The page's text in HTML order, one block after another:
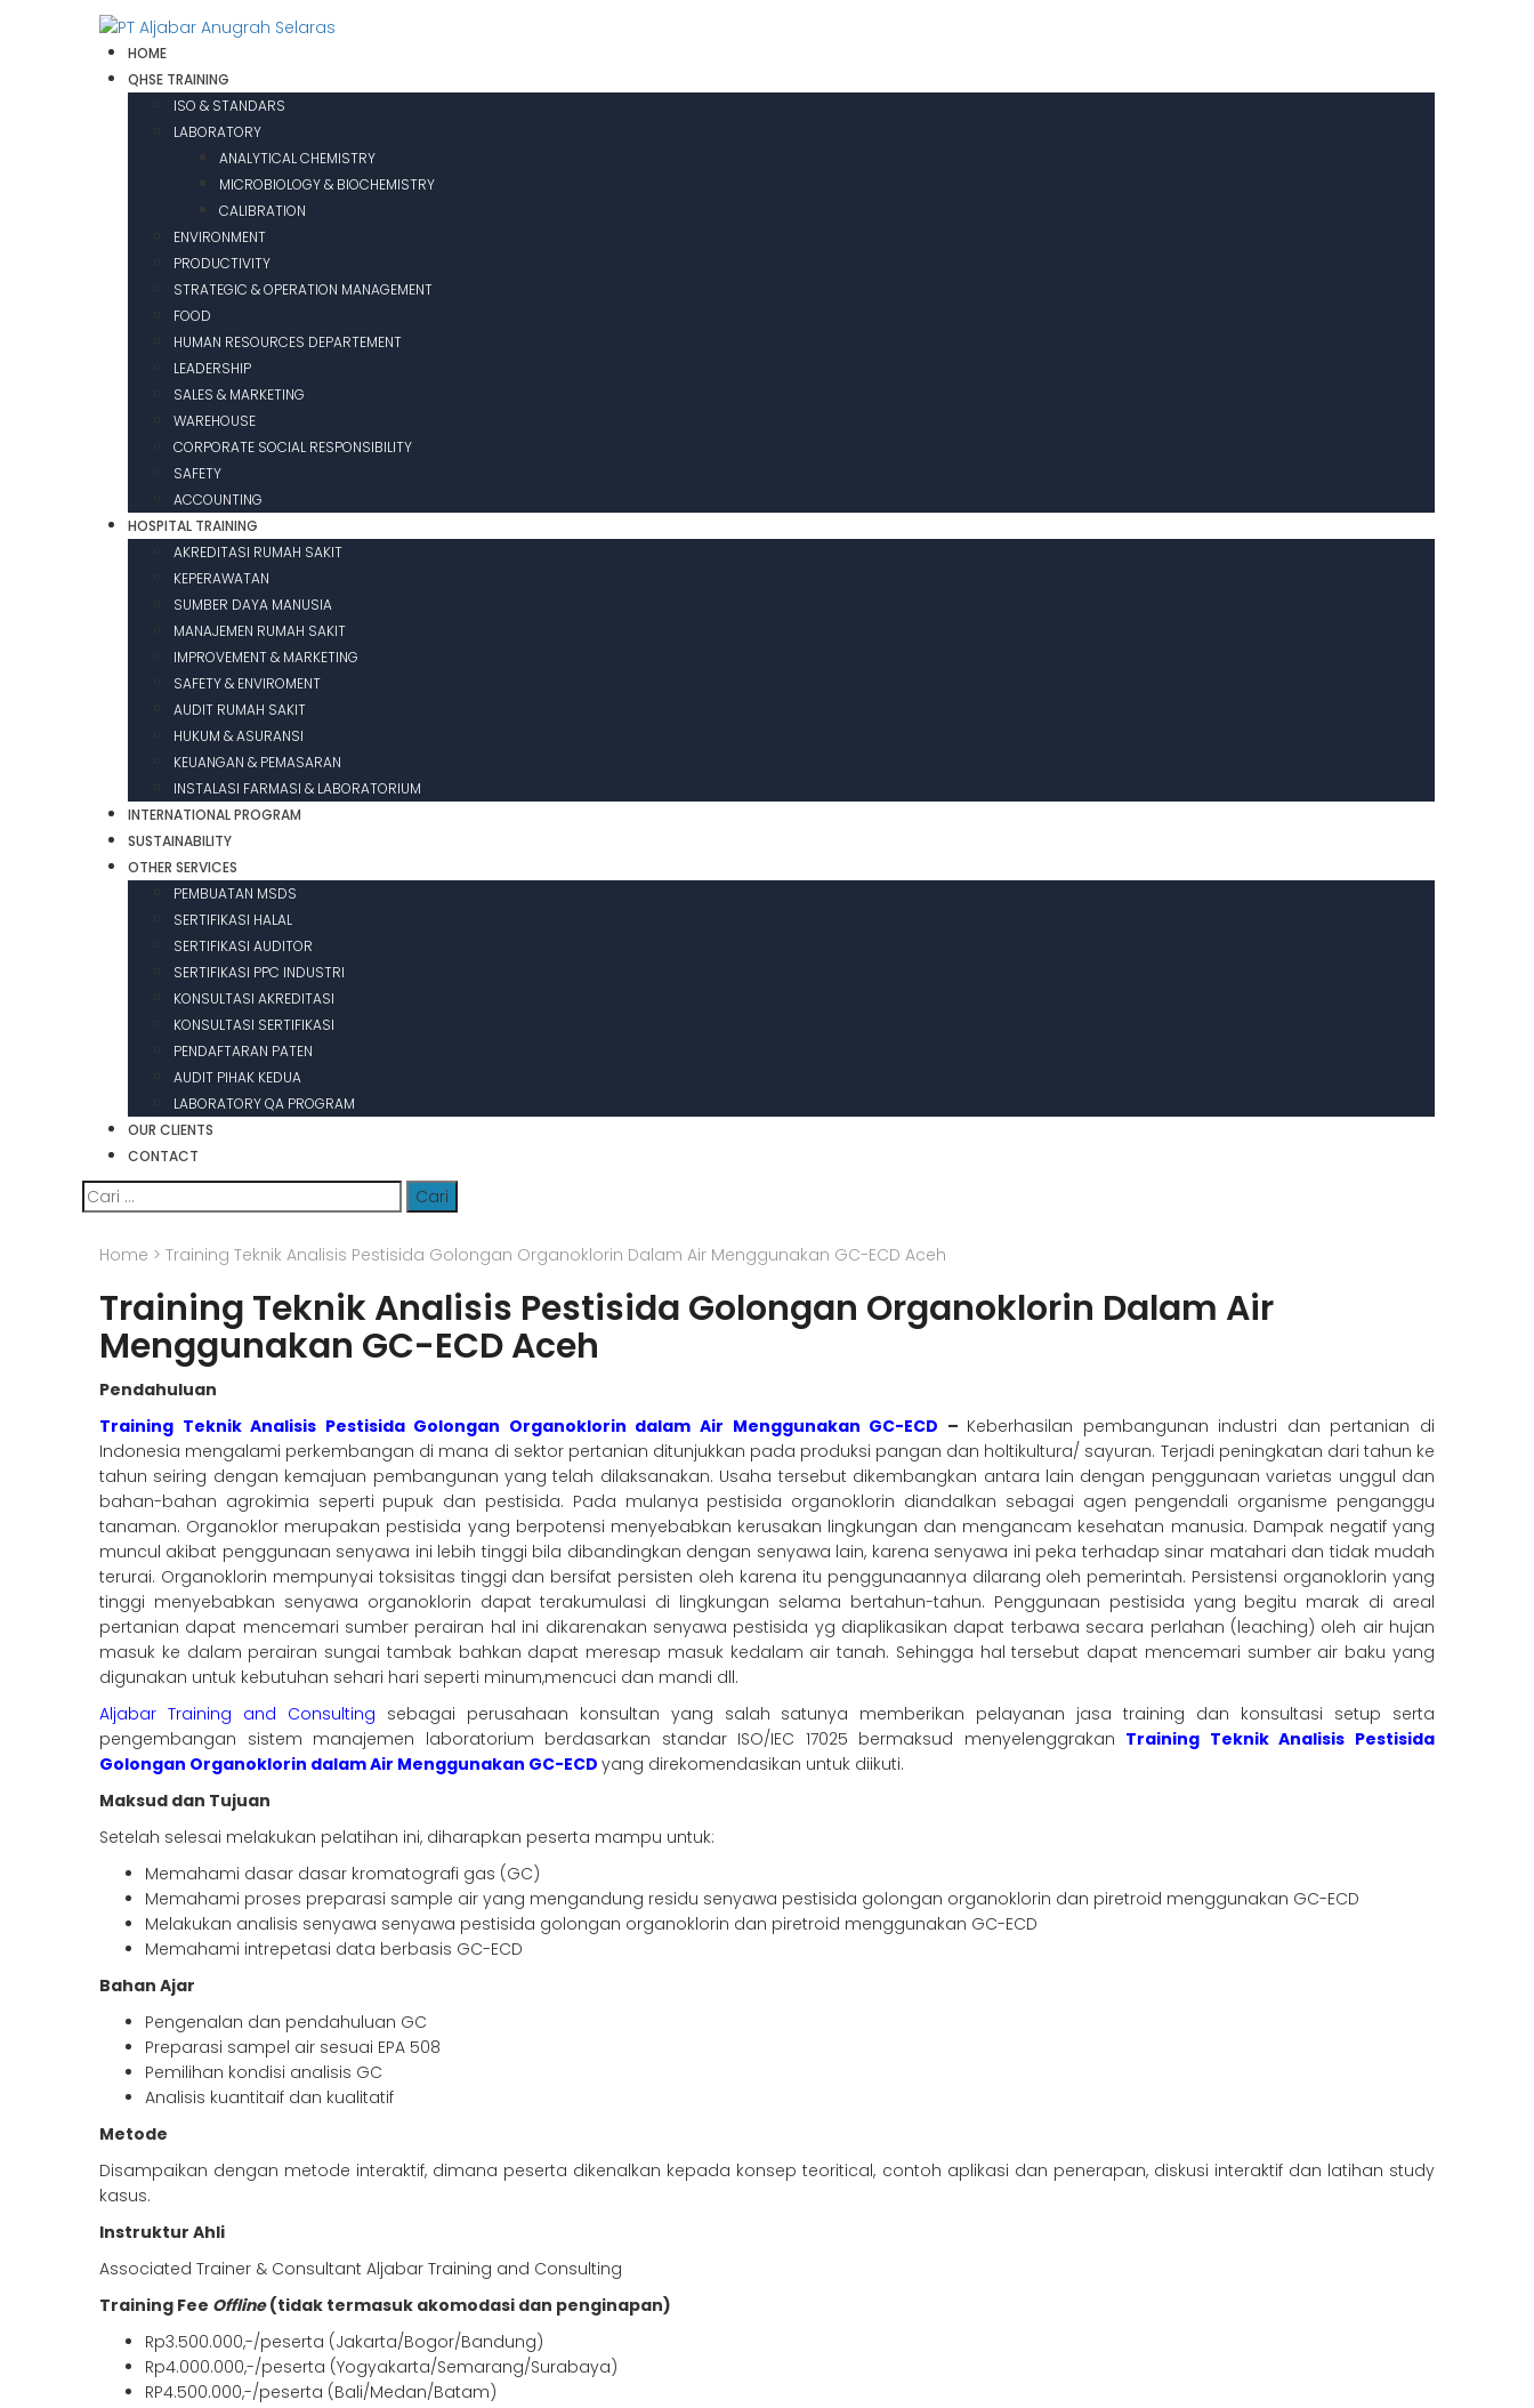
HOME
QHSE TRAINING
ISO & STANDARS
LABORATORY
ANALYTICAL CHEMISTRY
MICROBIOLOGY & BIOCHEMISTRY
CALIBRATION
ENVIRONMENT
PRODUCTIVITY
STRATEGIC & OPERATION MANAGEMENT
FOOD
HUMAN RESOURCES DEPARTEMENT
LEADERSHIP
SALES & MARKETING
WAREHOUSE
CORPORATE SOCIAL RESPONSIBILITY
SAFETY
ACCOUNTING
HOSPITAL TRAINING
AKREDITASI RUMAH SAKIT
KEPERAWATAN
SUMBER DAYA MANUSIA
MANAJEMEN RUMAH SAKIT
IMPROVEMENT & MARKETING
SAFETY & ENVIROMENT
AUDIT RUMAH SAKIT
HUKUM & ASURANSI
KEUANGAN & PEMASARAN
INSTALASI FARMASI & LABORATORIUM
INTERNATIONAL PROGRAM
SUSTAINABILITY
OTHER SERVICES
PEMBUATAN MSDS
SERTIFIKASI HALAL
SERTIFIKASI AUDITOR
SERTIFIKASI PPC INDUSTRI
KONSULTASI AKREDITASI
KONSULTASI SERTIFIKASI
PENDAFTARAN PATEN
AUDIT PIHAK KEDUA
LABORATORY QA PROGRAM
OUR CLIENTS
CONTACT
Cari
untuk:
Home > Training Teknik Analisis Pestisida Golongan Organoklorin Dalam Air Menggunakan GC-ECD Aceh
Training Teknik Analisis Pestisida Golongan Organoklorin Dalam Air
Menggunakan GC-ECD Aceh
Pendahuluan
Training Teknik Analisis Pestisida Golongan Organoklorin dalam Air Menggunakan GC-ECD – Keberhasilan pembangunan industri dan pertanian di
Indonesia mengalami perkembangan di mana di sektor pertanian ditunjukkan pada produksi pangan dan holtikultura/ sayuran. Terjadi peningkatan dari tahun ke
tahun seiring dengan kemajuan pembangunan yang telah dilaksanakan. Usaha tersebut dikembangkan antara lain dengan penggunaan varietas unggul dan
bahan-bahan agrokimia seperti pupuk dan pestisida. Pada mulanya pestisida organoklorin diandalkan sebagai agen pengendali organisme penganggu
tanaman. Organoklor merupakan pestisida yang berpotensi menyebabkan kerusakan lingkungan dan mengancam kesehatan manusia. Dampak negatif yang
muncul akibat penggunaan senyawa ini lebih tinggi bila dibandingkan dengan senyawa lain, karena senyawa ini peka terhadap sinar matahari dan tidak mudah
terurai. Organoklorin mempunyai toksisitas tinggi dan bersifat persisten oleh karena itu penggunaannya dilarang oleh pemerintah. Persistensi organoklorin yang
tinggi menyebabkan senyawa organoklorin dapat terakumulasi di lingkungan selama bertahun-tahun. Penggunaan pestisida yang begitu marak di areal
pertanian dapat mencemari sumber perairan hal ini dikarenakan senyawa pestisida yg diaplikasikan dapat terbawa secara perlahan (leaching) oleh air hujan
masuk ke dalam perairan sungai tambak bahkan dapat meresap masuk kedalam air tanah. Sehingga hal tersebut dapat mencemari sumber air baku yang
digunakan untuk kebutuhan sehari hari seperti minum,mencuci dan mandi dll.
Aljabar Training and Consulting sebagai perusahaan konsultan yang salah satunya memberikan pelayanan jasa training dan konsultasi setup serta
pengembangan sistem manajemen laboratorium berdasarkan standar ISO/IEC 17025 bermaksud menyelenggrakan Training Teknik Analisis Pestisida
Golongan Organoklorin dalam Air Menggunakan GC-ECD yang direkomendasikan untuk diikuti.
Maksud dan Tujuan
Setelah selesai melakukan pelatihan ini, diharapkan peserta mampu untuk:
Memahami dasar dasar kromatografi gas (GC)
Memahami proses preparasi sample air yang mengandung residu senyawa pestisida golongan organoklorin dan piretroid menggunakan GC-ECD
Melakukan analisis senyawa senyawa pestisida golongan organoklorin dan piretroid menggunakan GC-ECD
Memahami intrepetasi data berbasis GC-ECD
Bahan Ajar
Pengenalan dan pendahuluan GC
Preparasi sampel air sesuai EPA 508
Pemilihan kondisi analisis GC
Analisis kuantitaif dan kualitatif
Metode
Disampaikan dengan metode interaktif, dimana peserta dikenalkan kepada konsep teoritical, contoh aplikasi dan penerapan, diskusi interaktif dan latihan study
kasus.
Instruktur Ahli
Associated Trainer & Consultant Aljabar Training and Consulting
Training Fee Offline(tidak termasuk akomodasi dan penginapan)
Rp3.500.000,-/peserta (Jakarta/Bogor/Bandung)
Rp4.000.000,-/peserta (Yogyakarta/Semarang/Surabaya)
RP4.500.000,-/peserta (Bali/Medan/Batam)